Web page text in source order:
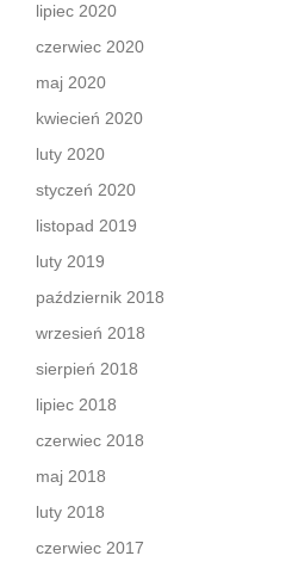
lipiec 2020
czerwiec 2020
maj 2020
kwiecień 2020
luty 2020
styczeń 2020
listopad 2019
luty 2019
październik 2018
wrzesień 2018
sierpień 2018
lipiec 2018
czerwiec 2018
maj 2018
luty 2018
czerwiec 2017